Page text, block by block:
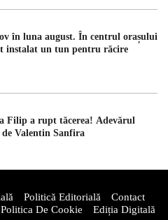
în luna august. În centrul orașului
instalat un tun pentru răcire
Filip a rupt tăcerea! Adevărul
Valentin Sanfira
Politică Editorială
Contact
Politica De Cookie Ediția Digitală